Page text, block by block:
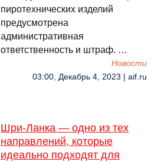
пиротехнических изделий
предусмотрена
административная
ответственность и штраф. …
Новости
03:00, Декабрь 4, 2023 | aif.ru
Шри-Ланка — одно из тех
направлений, которые
идеально подходят для